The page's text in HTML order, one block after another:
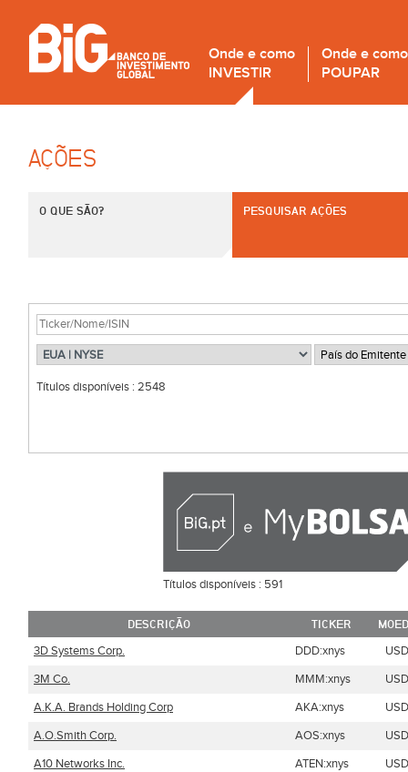
Onde e como
INVESTIR
Onde e como
POUPAR
AÇÕES
O QUE SÃO? PESQUISAR AÇÕES
Títulos disponíveis : 2548
Títulos disponíveis : 591
DESCRIÇÃO TICKER
3D Systems Corp. DDD:xnys
USD
3M Co.
MMM:xnys
USD
A.K.A. Brands Holding Corp
AKA:xnys
USD
A.O.Smith Corp.
AOS:xnys
USD
A10 Networks Inc.
ATEN:xnys
USD